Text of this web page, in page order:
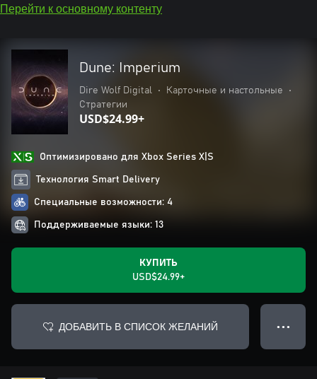
Перейти к основному контенту
Dune: Imperium
Dire Wolf Digital • Карточные и настольные
•
Стратегии
USD$24.99+
Оптимизировано для Xbox Series X|S
Технология Smart Delivery
Специальные возможности: 4
Поддерживаемые языки: 13
КУПИТЬ
USD$24.99+
ДОБАВИТЬ В СПИСОК ЖЕЛАНИЙ ● ● ●